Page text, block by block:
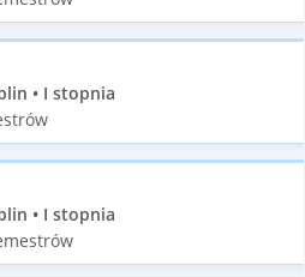
• I stopnia
• I stopnia